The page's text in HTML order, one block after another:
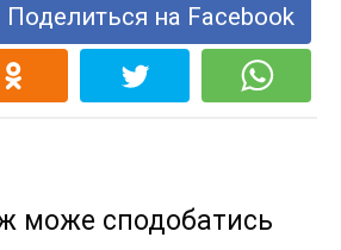
Поделиться на Facebook
може сподобатись